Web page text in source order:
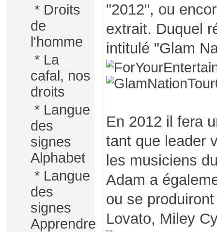
* Droits
de
l'homme
* La
cafal, nos
droits
* Langue
des
signes
Alphabet
* Langue
des
signes
Apprendre
"2012", ou
extrait. Duquel
intitulé "Glam
En 2012 il fera
tant que leader
les musiciens
Adam a
ou se
Lovato, Miley